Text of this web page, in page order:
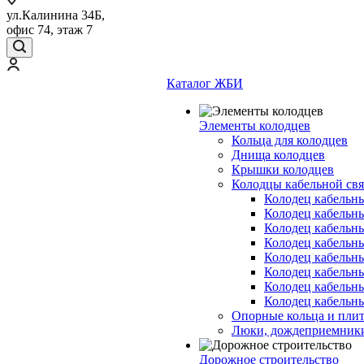
ул.Калинина 34Б,
офис 74, этаж 7
Каталог ЖБИ
Элементы колодцев
Кольца для колодцев
Днища колодцев
Крышки колодцев
Колодцы кабельной
Колодец
Колодец
Колодец
Колодец
Колодец
Колодец
Колодец
Колодец
Опорные кольца и
Люки,
Дорожное строительство